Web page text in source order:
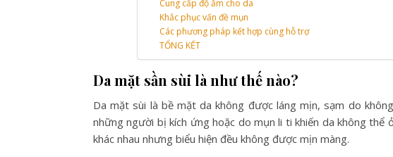
Cung cấp độ ẩm cho da
Khắc phục vấn đề mụn
Các phương pháp kết hợp cùng hỗ trợ
TỔNG KẾT
Da mặt sần sùi là như thế nào?
Da mặt sùi là bề mặt da không được láng mịn, sạm do
những người bị kích ứng hoặc do mụn li ti khiến da không
khác nhau nhưng biểu hiện đều không được mịn màng.